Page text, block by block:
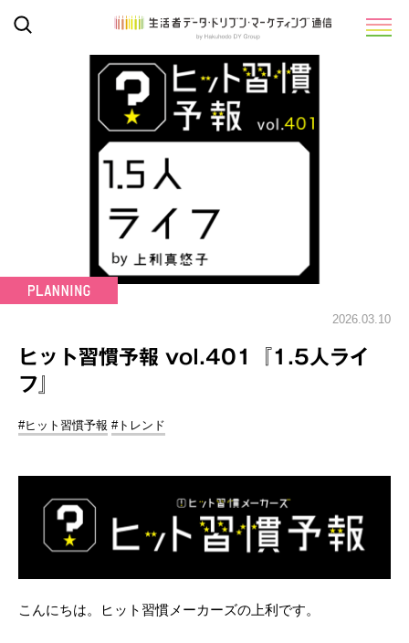
2026.03.10
ヒット習慣予報 vol.401『1.5人ライ
フ』
#ヒット習慣予報 #トレンド
こんにちは。ヒット習慣メーカーズの上利です。